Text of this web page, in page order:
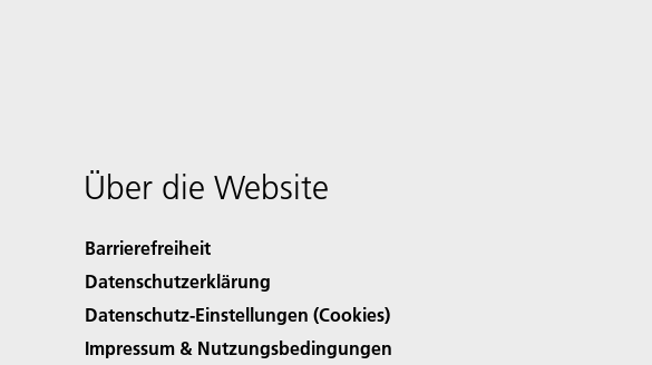
Über die Website
Barrierefreiheit
Datenschutzerklärung
Datenschutz-Einstellungen (Cookies)
Impressum & Nutzungsbedingungen